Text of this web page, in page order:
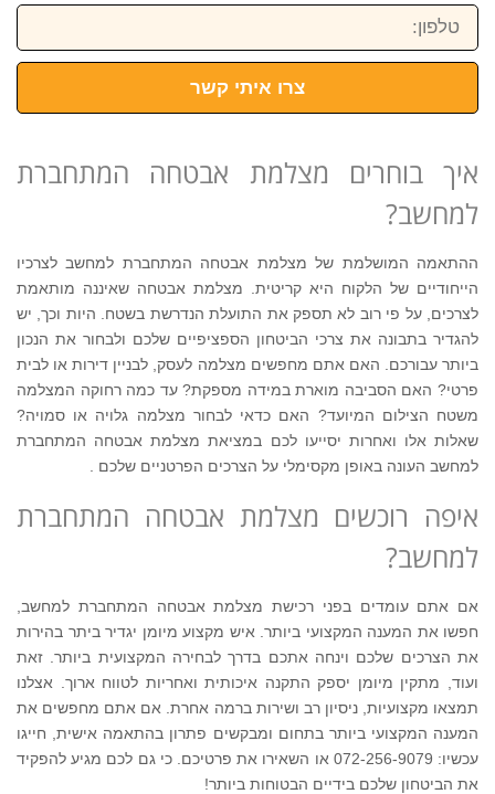
טלפון:
צרו איתי קשר
איך בוחרים מצלמת אבטחה המתחברת
למחשב?
ההתאמה המושלמת של מצלמת אבטחה המתחברת למחשב לצרכיו
הייחודיים של הלקוח היא קריטית. מצלמת אבטחה שאיננה מותאמת
לצרכים, על פי רוב לא תספק את התועלת הנדרשת בשטח. היות וכך, יש
להגדיר בתבונה את צרכי הביטחון הספציפיים שלכם ולבחור את הנכון
ביותר עבורכם. האם אתם מחפשים מצלמה לעסק, לבניין דירות או לבית
פרטי? האם הסביבה מוארת במידה מספקת? עד כמה רחוקה המצלמה
משטח הצילום המיועד? האם כדאי לבחור מצלמה גלויה או סמויה?
שאלות אלו ואחרות יסייעו לכם במציאת מצלמת אבטחה המתחברת
למחשב העונה באופן מקסימלי על הצרכים הפרטניים שלכם .
איפה רוכשים מצלמת אבטחה המתחברת
למחשב?
אם אתם עומדים בפני רכישת מצלמת אבטחה המתחברת למחשב,
חפשו את המענה המקצועי ביותר. איש מקצוע מיומן יגדיר ביתר בהירות
את הצרכים שלכם וינחה אתכם בדרך לבחירה המקצועית ביותר. זאת
ועוד, מתקין מיומן יספק התקנה איכותית ואחריות לטווח ארוך. אצלנו
תמצאו מקצועיות, ניסיון רב ושירות ברמה אחרת. אם אתם מחפשים את
המענה המקצועי ביותר בתחום ומבקשים פתרון בהתאמה אישית, חייגו
עכשיו: 072-256-9079 או השאירו את פרטיכם. כי גם לכם מגיע להפקיד
את הביטחון שלכם בידיים הבטוחות ביותר!